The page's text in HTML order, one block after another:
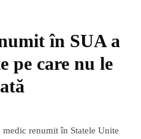
în SUA a
pe care nu le
renumit în Statele Unite